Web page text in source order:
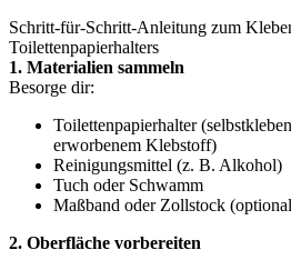
Schritt-für-Schritt-Anleitung zum
Toilettenpapierhalters
1. Materialien sammeln
Besorge dir:
Toilettenpapierhalter
erworbenem Klebstoff)
Reinigungsmittel (z. B. Alkohol)
Tuch oder Schwamm
Maßband oder Zollstock
2. Oberfläche vorbereiten